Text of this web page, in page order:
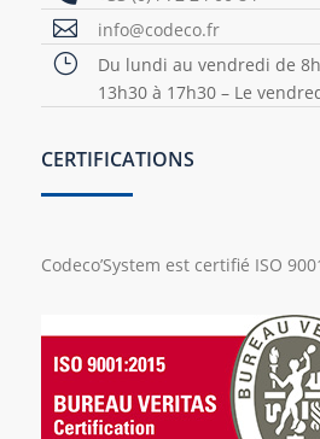
 info@codeco.fr
}
Du lundi au vendredi de
13h30 à 17h30 – Le
CERTIFICATIONS
Codeco’System est certifié ISO